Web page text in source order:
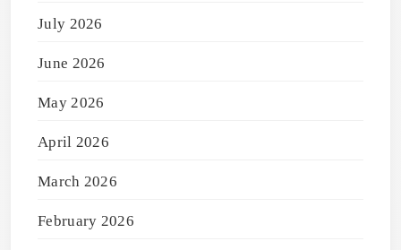
July 2026
June 2026
May 2026
April 2026
March 2026
February 2026